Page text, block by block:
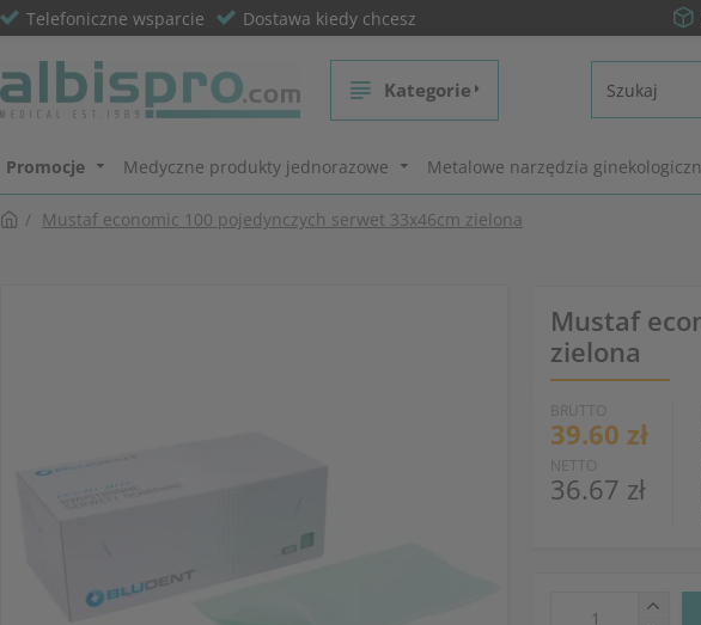
Telefoniczne wsparcie Dostawa kiedy chcesz
Kategorie
Promocje Medyczne produkty jednorazowe Metalowe narzędzia
Mustaf economic 100 pojedynczych serwet 33x46cm zielona
Mustaf
zielona
BRUTTO
39.60 zł
NETTO
36.67 zł